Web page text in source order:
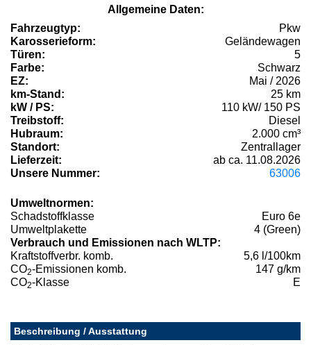
Allgemeine Daten:
Fahrzeugtyp:
Pkw
Karosserieform:
Geländewagen
Türen:
5
Farbe:
Schwarz
EZ:
Mai / 2026
km-Stand:
25 km
kW / PS:
110 kW/ 150 PS
Treibstoff:
Diesel
Hubraum:
2.000 cm³
Standort:
Zentrallager
Lieferzeit:
ab ca. 11.08.2026
Unsere Nummer:
63006
Umweltnormen:
Schadstoffklasse
Euro 6e
Umweltplakette
4 (Green)
Verbrauch und Emissionen nach WLTP:
Kraftstoffverbr. komb.
5,6 l/100km
CO2-Emissionen komb.
147 g/km
CO2-Klasse E
Beschreibung / Ausstattung